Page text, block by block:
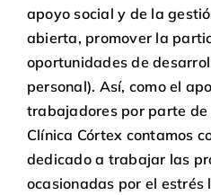
apoyo social y de la
abierta, promover la
oportunidades de
personal). Así, como el
trabajadores por parte de
Clínica Córtex contamos
dedicado a trabajar las
ocasionadas por el estrés